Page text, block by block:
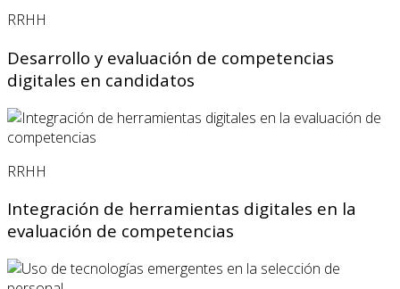
RRHH
Desarrollo y evaluación de competencias
digitales en candidatos
RRHH
Integración de herramientas digitales en la
evaluación de competencias